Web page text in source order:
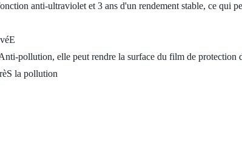
anti-ultraviolet et 3 ans d'un rendement stable, ce qui
pollution, elle peut rendre la surface du film de protection
la pollution